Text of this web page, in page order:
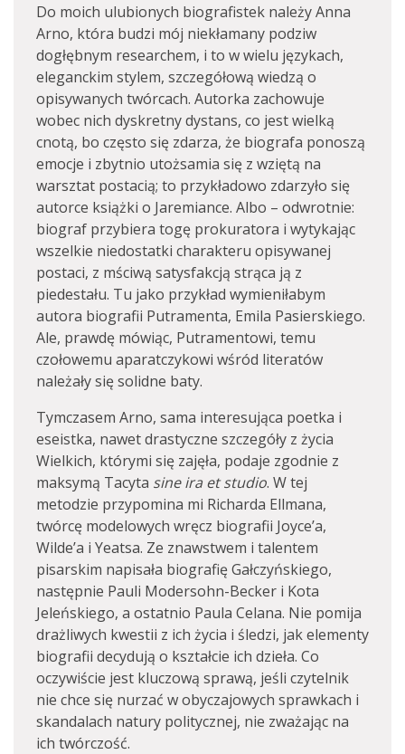
Do moich ulubionych biografistek należy Anna
Arno, która budzi mój niekłamany podziw
dogłębnym researchem, i to w wielu językach,
eleganckim stylem, szczegółową wiedzą o
opisywanych twórcach. Autorka zachowuje
wobec nich dyskretny dystans, co jest wielką
cnotą, bo często się zdarza, że biografa ponoszą
emocje i zbytnio utożsamia się z wziętą na
warsztat postacią; to przykładowo zdarzyło się
autorce książki o Jaremiance. Albo – odwrotnie:
biograf przybiera togę prokuratora i wytykając
wszelkie niedostatki charakteru opisywanej
postaci, z mściwą satysfakcją strąca ją z
piedestału. Tu jako przykład wymieniłabym
autora biografii Putramenta, Emila Pasierskiego.
Ale, prawdę mówiąc, Putramentowi, temu
czołowemu aparatczykowi wśród literatów
należały się solidne baty.
Tymczasem Arno, sama interesująca poetka i
eseistka, nawet drastyczne szczegóły z życia
Wielkich, którymi się zajęła, podaje zgodnie z
maksymą Tacyta sine ira et studio. W tej
metodzie przypomina mi Richarda Ellmana,
twórcę modelowych wręcz biografii Joyce’a,
Wilde’a i Yeatsa. Ze znawstwem i talentem
pisarskim napisała biografię Gałczyńskiego,
następnie Pauli Modersohn-Becker i Kota
Jeleńskiego, a ostatnio Paula Celana. Nie pomija
drażliwych kwestii z ich życia i śledzi, jak elementy
biografii decydują o kształcie ich dzieła. Co
oczywiście jest kluczową sprawą, jeśli czytelnik
nie chce się nurzać w obyczajowych sprawkach i
skandalach natury politycznej, nie zważając na
ich twórczość.